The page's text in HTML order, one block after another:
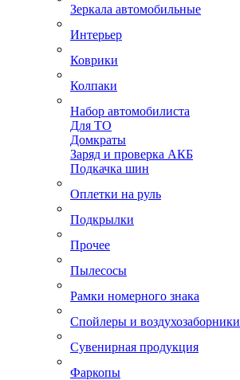
Зеркала автомобильные
Интерьер
Коврики
Колпаки
Набор автомобилиста
Для ТО
Домкраты
Заряд и проверка АКБ
Подкачка шин
Оплетки на руль
Подкрылки
Прочее
Пылесосы
Рамки номерного знака
Спойлеры и воздухозаборники
Сувенирная продукция
Фаркопы